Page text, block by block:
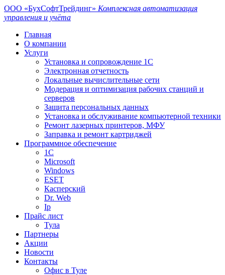
ООО «БухСофтТрейдинг» Комплексная автоматизация
управления и учёта
Главная
О компании
Услуги
Установка и сопровождение 1С
Электронная отчетность
Локальные вычислительные сети
Модерация и оптимизация рабочих станций и
серверов
Защита персональных данных
Установка и обслуживание компьютерной техники
Ремонт лазерных принтеров, МФУ
Заправка и ремонт картриджей
Программное обеспечение
1С
Microsoft
Windows
ESET
Касперский
Dr. Web
Ip
Прайс лист
Тула
Партнеры
Акции
Новости
Контакты
Офис в Туле